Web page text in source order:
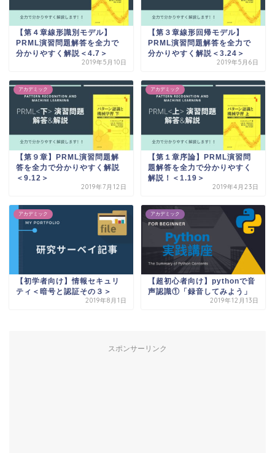
【第４章線形識別モデル】
PRML演習問題解答を全力で
分かりやすく解説＜4.7＞
2019年5月10日
【第３章線形回帰モデル】
PRML演習問題解答を全力で
分かりやすく解説＜3.24＞
2019年5月6日
アカデミック
【第９章】PRML演習問題解
答を全力で分かりやすく解説
＜9.12＞
2019年7月12日
アカデミック
【第１章序論】PRML演習問
題解答を全力で分かりやすく
解説！＜1.19＞
2019年4月23日
アカデミック
【初学者向け】情報セキュリ
ティ＜暗号と認証その３＞
2019年8月1日
アカデミック
【超初心者向け】pythonで音
声認識①「録音してみよう」
2019年12月13日
スポンサーリンク